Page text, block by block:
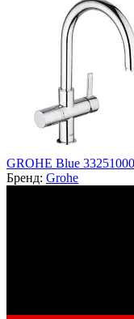
GROHE Blue 33251000
Бренд: Grohe